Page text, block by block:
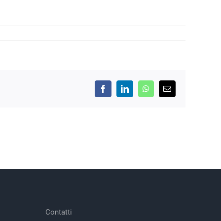
FacebookLinkedInWhatsApp
Email
Contatti